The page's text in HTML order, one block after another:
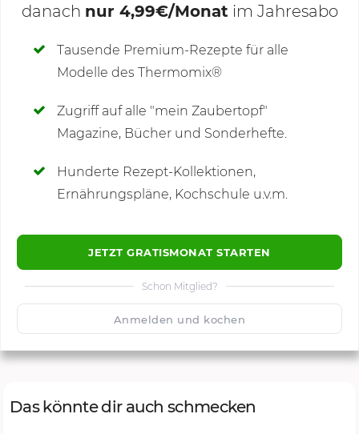
Deine Notizen
danach nur 4,99€/Monat im Jahresabo
Tausende Premium-Rezepte für alle
Modelle des Thermomix®
Zugriff auf alle "mein Zaubertopf"
Magazine, Bücher und Sonderhefte.
Hunderte Rezept-Kollektionen,
Ernährungspläne, Kochschule u.v.m.
JETZT GRATISMONAT STARTEN
Schon Mitglied?
Anmelden und kochen
Kommentare
🙂 1500 Speichern
Das könnte dir auch schmecken